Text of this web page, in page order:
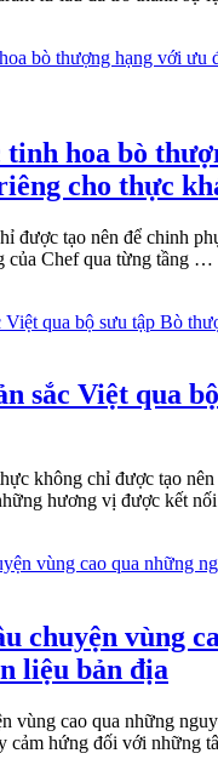
hoa bò
cho thực
được tạo nên để chinh
của Chef qua từng tầng …
sắc Việt qua
không chỉ được tạo
hương vị được kết
chuyện vùng
liệu bản địa
vùng cao qua những
cảm hứng đối với những